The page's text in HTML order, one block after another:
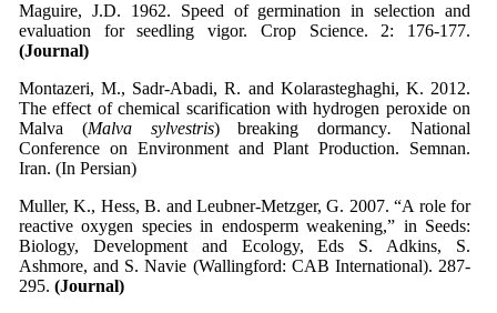
Maguire, J.D. 1962. Speed of germination in selection and
evaluation for seedling vigor. Crop Science. 2: 176-177.
(Journal)
Montazeri, M., Sadr-Abadi, R. and Kolarasteghaghi, K. 2012.
The effect of chemical scarification with hydrogen peroxide on
Malva (Malva sylvestris) breaking dormancy.National
Conference on Environment and Plant Production. Semnan.
Iran. (In Persian)
Muller, K., Hess, B. and Leubner-Metzger, G. 2007. “A role for
reactive oxygen species in endosperm weakening,” in Seeds:
Biology, Development and Ecology, Eds S. Adkins, S.
Ashmore, and S. Navie (Wallingford: CAB International). 287-
295. (Journal)